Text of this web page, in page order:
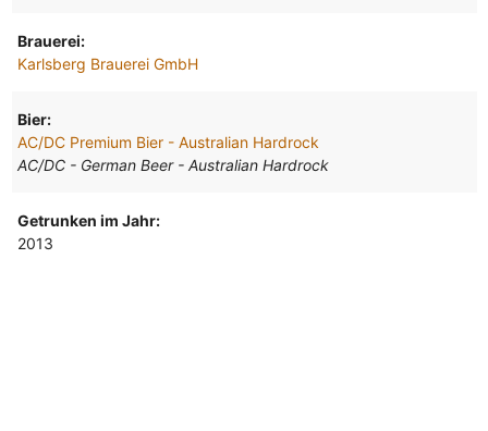
Brauerei:
Karlsberg Brauerei GmbH
Bier:
AC/DC Premium Bier - Australian Hardrock
AC/DC - German Beer - Australian Hardrock
Getrunken im Jahr:
2013